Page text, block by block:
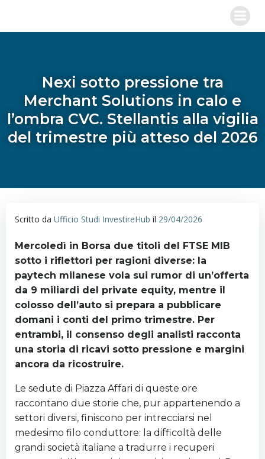
contenuto
Nexi sotto pressione tra
Merchant Solutions in calo e
l’ombra CVC. Stellantis alla vigilia
del trimestre più atteso del 2026
Scritto da Ufficio Studi InvestireHub il 29/04/2026
Mercoledì in Borsa due titoli del FTSE MIB
sotto i riflettori per ragioni diverse: la
paytech milanese vola sui rumor di un’offerta
da 9 miliardi del private equity, mentre il
colosso dell’auto si prepara a pubblicare
domani i conti del primo trimestre. Per
entrambi, il consenso degli analisti racconta
una storia di ricavi sotto pressione e margini
ancora da ricostruire.
Le sedute di Piazza Affari di queste ore
raccontano due storie che, pur appartenendo a
settori diversi, finiscono per intrecciarsi nel
medesimo filo conduttore: la difficoltà delle
grandi società italiane a tradurre i recuperi